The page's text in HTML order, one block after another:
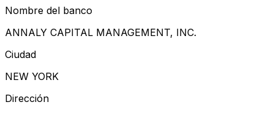
Nombre del banco
ANNALY CAPITAL MANAGEMENT, INC.
Ciudad
NEW YORK
Dirección